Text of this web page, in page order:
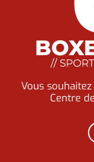
//
Vous
Centre